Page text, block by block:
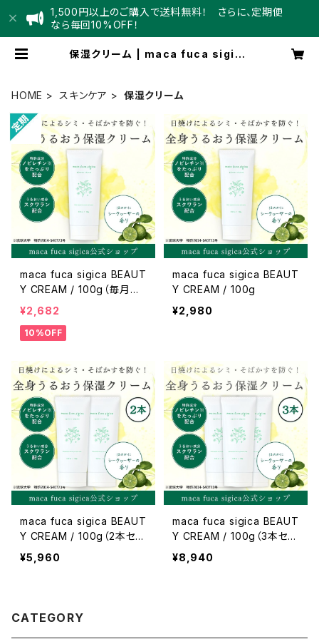
1,500円以上のご購入で送料無料！ さらに、定期便
なら毎回10%OFF！
保湿クリーム | maca fuca sigica
HOME スキンケア 保湿クリーム
maca fuca sigica BEAUT
Y CREAM / 100g（毎月お
届け）
¥2,682
10%OFF
maca fuca sigica BEAUT
Y CREAM / 100g
¥2,980
maca fuca sigica BEAUT
Y CREAM / 100g（2本セッ
ト）
¥5,960
maca fuca sigica BEAUT
Y CREAM / 100g（3本セッ
ト）
¥8,940
CATEGORY